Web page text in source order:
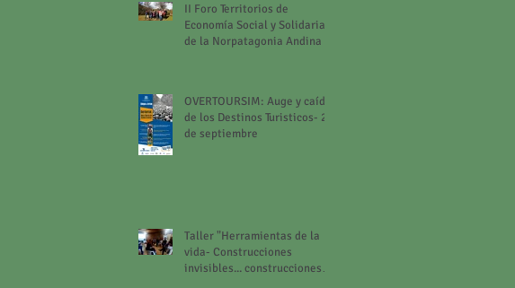
II Foro Territorios de
Economía Social y Solidaria
de la Norpatagonia Andina
OVERTOURSIM: Auge y caída
de los Destinos Turisticos- 26
de septiembre
Taller "Herramientas de la
vida- Construcciones
invisibles... construcciones